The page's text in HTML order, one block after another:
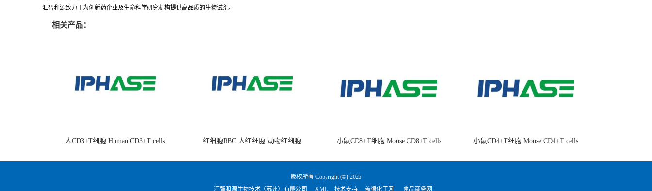
汇智和源致力于为创新药企业及生命科学研究机构提供高品质的生物试剂。
相关产品：
人CD3+T细胞 Human CD3+T cells 红细胞RBC 人红细胞 动物红细胞 小鼠CD8+T细胞 Mouse CD8+T cells 小鼠CD4+T细胞 Mouse CD4+T cells
版权所有 Copyright (©) 2026
汇智和源生物技术（苏州）有限公司
XML 技术支持： 盖德化工网 食品商务网